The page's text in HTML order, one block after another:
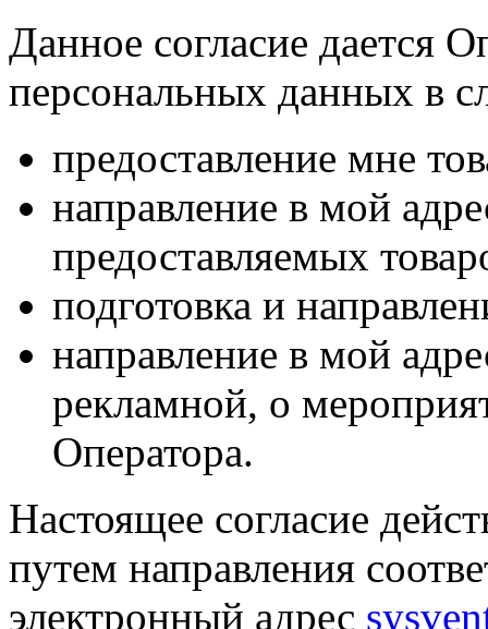
Данное согласие дается
персональных данных в
предоставление мне
направление в мой
предоставляемых
подготовка и
направление в мой
рекламной, о
Оператора.
Настоящее согласие
путем направления
электронный адрес